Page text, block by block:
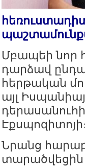
Մբապեի նոր
դարձավ
հերթական
այլ
Էքսպոզիտոյի։
Նրանց
տարածվեցին